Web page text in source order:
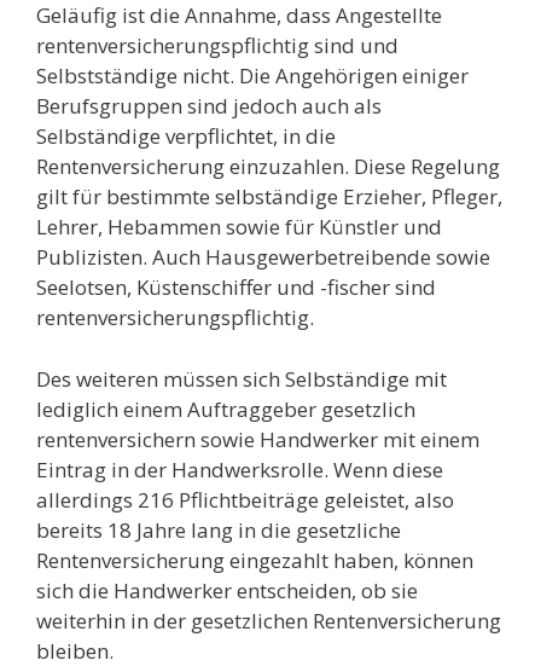
Geläufig ist die Annahme, dass Angestellte
rentenversicherungspflichtig sind und
Selbstständige nicht. Die Angehörigen einiger
Berufsgruppen sind jedoch auch als
Selbständige verpflichtet, in die
Rentenversicherung einzuzahlen. Diese Regelung
gilt für bestimmte selbständige Erzieher, Pfleger,
Lehrer, Hebammen sowie für Künstler und
Publizisten. Auch Hausgewerbetreibende sowie
Seelotsen, Küstenschiffer und -fischer sind
rentenversicherungspflichtig.
Des weiteren müssen sich Selbständige mit
lediglich einem Auftraggeber gesetzlich
rentenversichern sowie Handwerker mit einem
Eintrag in der Handwerksrolle. Wenn diese
allerdings 216 Pflichtbeiträge geleistet, also
bereits 18 Jahre lang in die gesetzliche
Rentenversicherung eingezahlt haben, können
sich die Handwerker entscheiden, ob sie
weiterhin in der gesetzlichen Rentenversicherung
bleiben.